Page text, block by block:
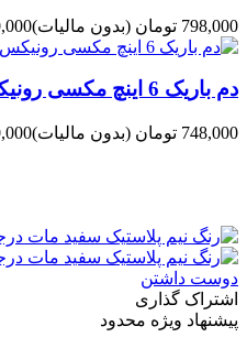
798,000 تومان (بدون مالیات)
دم باریک 6 اینچ مکسی رونیکس مدل RH 1366
748,000 تومان (بدون مالیات)
دوست داشتن
اشتراک گذاری
پیشنهاد ویژه محدود